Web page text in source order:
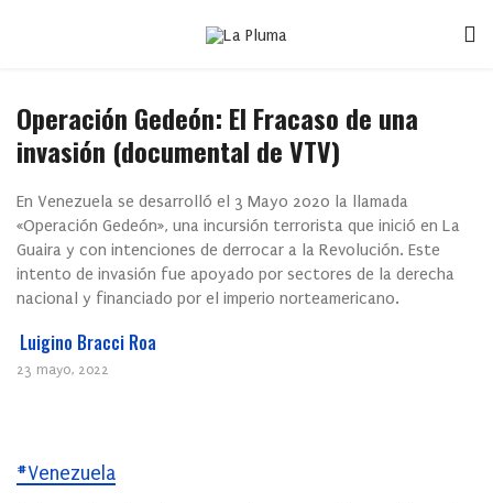
Operación Gedeón: El Fracaso de una
invasión (documental de VTV)
En Venezuela se desarrolló el 3 Mayo 2020 la llamada
«Operación Gedeón», una incursión terrorista que inició en La
Guaira y con intenciones de derrocar a la Revolución. Este
intento de invasión fue apoyado por sectores de la derecha
nacional y financiado por el imperio norteamericano.
Luigino Bracci Roa
23 mayo, 2022
#Venezuela